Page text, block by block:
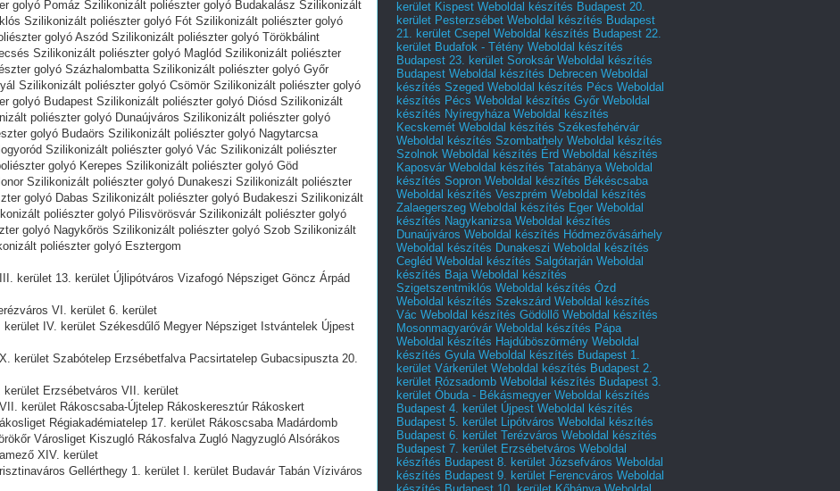
golyó Pomáz Szilikonizált poliészter golyó Budakalász Szilikonizált
Szilikonizált poliészter golyó Fót Szilikonizált poliészter golyó
golyó Aszód Szilikonizált poliészter golyó Törökbálint
Szilikonizált poliészter golyó Maglód Szilikonizált poliészter
golyó Százhalombatta Szilikonizált poliészter golyó Győr
Szilikonizált poliészter golyó Csömör Szilikonizált poliészter golyó
golyó Budapest Szilikonizált poliészter golyó Diósd Szilikonizált
poliészter golyó Dunaújváros Szilikonizált poliészter golyó
golyó Budaörs Szilikonizált poliészter golyó Nagytarcsa
Szilikonizált poliészter golyó Vác Szilikonizált poliészter
golyó Kerepes Szilikonizált poliészter golyó Göd
Szilikonizált poliészter golyó Dunakeszi Szilikonizált poliészter
golyó Dabas Szilikonizált poliészter golyó Budakeszi Szilikonizált
poliészter golyó Pilisvörösvár Szilikonizált poliészter golyó
golyó Nagykőrös Szilikonizált poliészter golyó Szob Szilikonizált
poliészter golyó Esztergom
kerület 13. kerület Újlipótváros Vizafogó Népsziget Göncz Árpád
VI. kerület 6. kerület
IV. kerület Székesdűlő Megyer Népsziget Istvántelek Újpest
kerület Szabótelep Erzsébetfalva Pacsirtatelep Gubacsipuszta 20.
Erzsébetváros VII. kerület
kerület Rákoscsaba-Újtelep Rákoskeresztúr Rákoskert
Régiakadémiatelep 17. kerület Rákoscsaba Madárdomb
Városliget Kiszugló Rákosfalva Zugló Nagyzugló Alsórákos
XIV. kerület
Gellérthegy 1. kerület I. kerület Budavár Tabán Víziváros
kerület Kispest Weboldal készítés Budapest 20.
kerület Pesterzsébet Weboldal készítés Budapest
21. kerület Csepel Weboldal készítés Budapest 22.
kerület Budafok - Tétény Weboldal készítés
Budapest 23. kerület Soroksár Weboldal készítés
Budapest Weboldal készítés Debrecen Weboldal
készítés Szeged Weboldal készítés Pécs Weboldal
készítés Pécs Weboldal készítés Győr Weboldal
készítés Nyíregyháza Weboldal készítés
Kecskemét Weboldal készítés Székesfehérvár
Weboldal készítés Szombathely Weboldal készítés
Szolnok Weboldal készítés Érd Weboldal készítés
Kaposvár Weboldal készítés Tatabánya Weboldal
készítés Sopron Weboldal készítés Békéscsaba
Weboldal készítés Veszprém Weboldal készítés
Zalaegerszeg Weboldal készítés Eger Weboldal
készítés Nagykanizsa Weboldal készítés
Dunaújváros Weboldal készítés Hódmezővásárhely
Weboldal készítés Dunakeszi Weboldal készítés
Cegléd Weboldal készítés Salgótarján Weboldal
készítés Baja Weboldal készítés
Szigetszentmiklós Weboldal készítés Ózd
Weboldal készítés Szekszárd Weboldal készítés
Vác Weboldal készítés Gödöllő Weboldal készítés
Mosonmagyaróvár Weboldal készítés Pápa
Weboldal készítés Hajdúböszörmény Weboldal
készítés Gyula Weboldal készítés Budapest 1.
kerület Várkerület Weboldal készítés Budapest 2.
kerület Rózsadomb Weboldal készítés Budapest 3.
kerület Óbuda - Békásmegyer Weboldal készítés
Budapest 4. kerület Újpest Weboldal készítés
Budapest 5. kerület Lipótváros Weboldal készítés
Budapest 6. kerület Terézváros Weboldal készítés
Budapest 7. kerület Erzsébetváros Weboldal
készítés Budapest 8. kerület Józsefváros Weboldal
készítés Budapest 9. kerület Ferencváros Weboldal
készítés Budapest 10. kerület Kőbánya Weboldal